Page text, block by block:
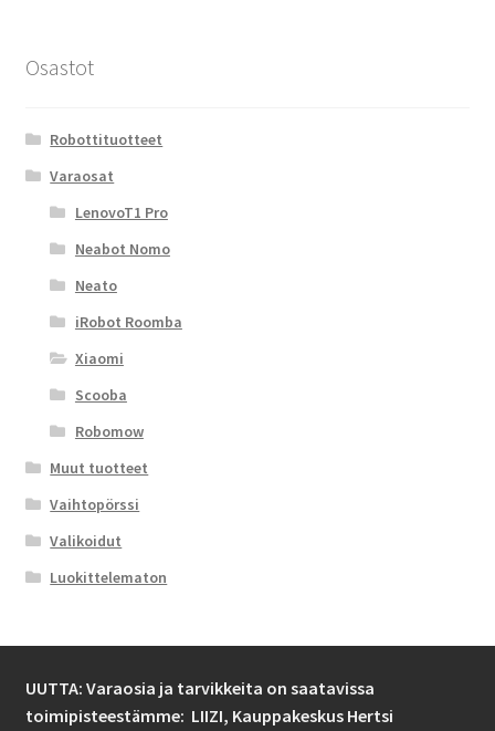
Osastot
Robottituotteet
Varaosat
LenovoT1 Pro
Neabot Nomo
Neato
iRobot Roomba
Xiaomi
Scooba
Robomow
Muut tuotteet
Vaihtopörssi
Valikoidut
Luokittelematon
UUTTA: Varaosia ja tarvikkeita on saatavissa
toimipisteestämme: LIIZI, Kauppakeskus Hertsi